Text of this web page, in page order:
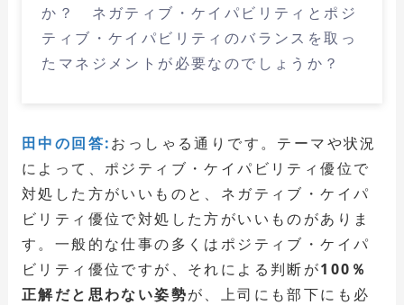
か？ ネガティブ・ケイパビリティとポジ
ティブ・ケイパビリティのバランスを取っ
たマネジメントが必要なのでしょうか？
田中の回答:おっしゃる通りです。テーマや状況
によって、ポジティブ・ケイパビリティ優位で
対処した方がいいものと、ネガティブ・ケイパ
ビリティ優位で対処した方がいいものがありま
す。一般的な仕事の多くはポジティブ・ケイパ
ビリティ優位ですが、それによる判断が100％
正解だと思わない姿勢が、上司にも部下にも必